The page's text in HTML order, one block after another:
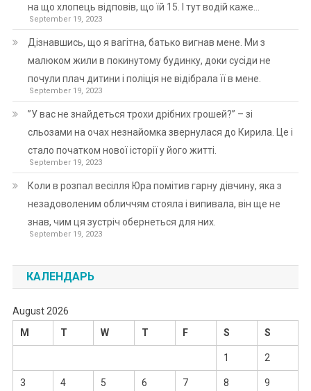
на що хлопець відповів, що їй 15. І тут водій каже…
September 19, 2023
Дізнавшись, що я вагітна, батько вигнав мене. Ми з
малюком жили в покинутому будинку, доки сусіди не
почули плач дитини і поліція не відібрала її в мене.
September 19, 2023
”У вас не знайдеться трохи дрібних грошей?” – зі
сльозами на очах незнайомка звернулася до Кирила. Це і
стало початком нової історії у його житті.
September 19, 2023
Коли в розпал весілля Юра помітив гарну дівчину, яка з
незадоволеним обличчям стояла і випивала, він ще не
знав, чим ця зустріч обернеться для них.
September 19, 2023
КАЛЕНДАРЬ
August 2026
M
T W T F S S
1 2
3 4 5 6 7 8 9